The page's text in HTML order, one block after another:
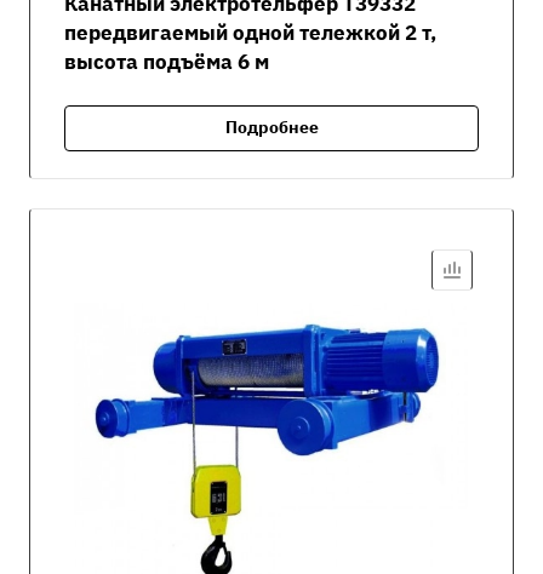
передвигаемый одной тележкой 2 т,
высота подъёма 6 м
Подробнее